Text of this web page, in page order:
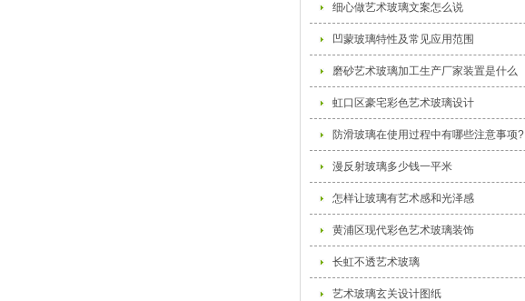
细心做艺术玻璃文案怎么说
凹蒙玻璃特性及常见应用范围
磨砂艺术玻璃加工生产厂家装置是什么
虹口区豪宅彩色艺术玻璃设计
防滑玻璃在使用过程中有哪些注意事项?
漫反射玻璃多少钱一平米
怎样让玻璃有艺术感和光泽感
黄浦区现代彩色艺术玻璃装饰
长虹不透艺术玻璃
艺术玻璃玄关设计图纸